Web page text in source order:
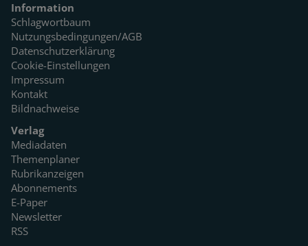
Information
Schlagwortbaum
Nutzungsbedingungen/AGB
Datenschutzerklärung
Cookie-Einstellungen
Impressum
Kontakt
Bildnachweise
Verlag
Mediadaten
Themenplaner
Rubrikanzeigen
Abonnements
E-Paper
Newsletter
RSS